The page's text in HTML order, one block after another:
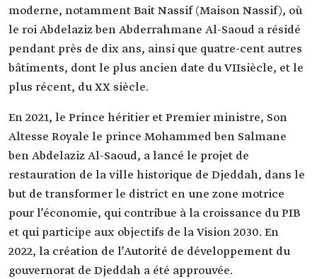
moderne, notamment Bait Nassif (Maison Nassif), où
le roi Abdelaziz ben Abderrahmane Al-Saoud a résidé
pendant près de dix ans, ainsi que quatre-cent autres
bâtiments, dont le plus ancien date du VIIsiècle, et le
plus récent, du XX siècle.
En 2021, le Prince héritier et Premier ministre, Son
Altesse Royale le prince Mohammed ben Salmane
ben Abdelaziz Al-Saoud, a lancé le projet de
restauration de la ville historique de Djeddah, dans le
but de transformer le district en une zone motrice
pour l’économie, qui contribue à la croissance du PIB
et qui participe aux objectifs de la Vision 2030. En
2022, la création de l’Autorité de développement du
gouvernorat de Djeddah a été approuvée.